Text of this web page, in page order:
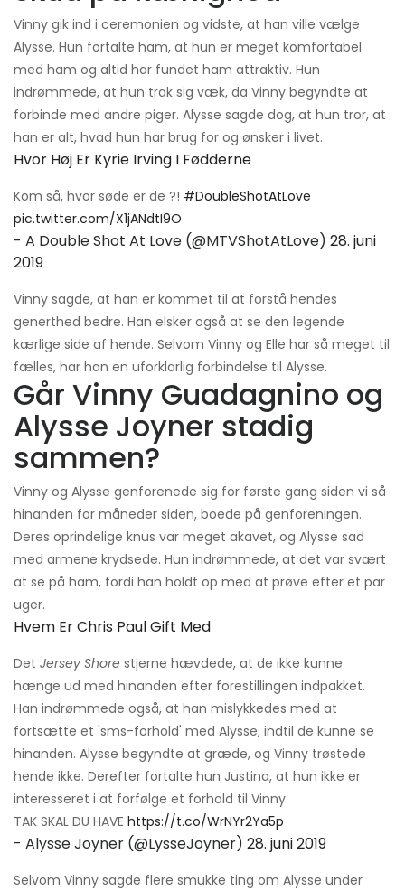
Vinny gik ind i ceremonien og vidste, at han ville vælge
Alysse. Hun fortalte ham, at hun er meget komfortabel
med ham og altid har fundet ham attraktiv. Hun
indrømmede, at hun trak sig væk, da Vinny begyndte at
forbinde med andre piger. Alysse sagde dog, at hun tror, ​​at
han er alt, hvad hun har brug for og ønsker i livet.
Hvor Høj Er Kyrie Irving I Fødderne
Kom så, hvor søde er de ?! #DoubleShotAtLove
pic.twitter.com/X1jANdtI9O
- A Double Shot At Love (@MTVShotAtLove) 28. juni
2019
Vinny sagde, at han er kommet til at forstå hendes
generthed bedre. Han elsker også at se den legende
kærlige side af hende. Selvom Vinny og Elle har så meget til
fælles, har han en uforklarlig forbindelse til Alysse.
Går Vinny Guadagnino og
Alysse Joyner stadig
sammen?
Vinny og Alysse genforenede sig for første gang siden vi så
hinanden for måneder siden, boede på genforeningen.
Deres oprindelige knus var meget akavet, og Alysse sad
med armene krydsede. Hun indrømmede, at det var svært
at se på ham, fordi han holdt op med at prøve efter et par
uger.
Hvem Er Chris Paul Gift Med
Det Jersey Shore stjerne hævdede, at de ikke kunne
hænge ud med hinanden efter forestillingen indpakket.
Han indrømmede også, at han mislykkedes med at
fortsætte et 'sms-forhold' med Alysse, indtil de kunne se
hinanden. Alysse begyndte at græde, og Vinny trøstede
hende ikke. Derefter fortalte hun Justina, at hun ikke er
interesseret i at forfølge et forhold til Vinny.
TAK SKAL DU HAVE https://t.co/WrNYr2Ya5p
- Alysse Joyner (@LysseJoyner) 28. juni 2019
Selvom Vinny sagde flere smukke ting om Alysse under